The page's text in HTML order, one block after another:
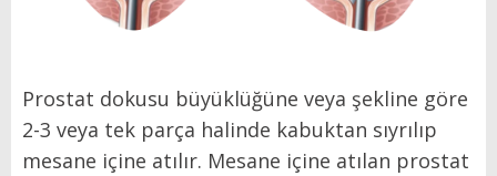
Prostat dokusu büyüklüğüne veya şekline göre
2-3 veya tek parça halinde kabuktan sıyrılıp
mesane içine atılır. Mesane içine atılan prostat